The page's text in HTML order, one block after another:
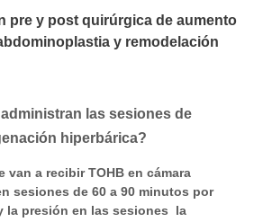
pre y post quirúrgica de aumento
y remodelación
las sesiones de
hiperbárica?
van a recibir TOHB en cámara
sesiones de 60 a 90 minutos por
la presión en las sesiones la